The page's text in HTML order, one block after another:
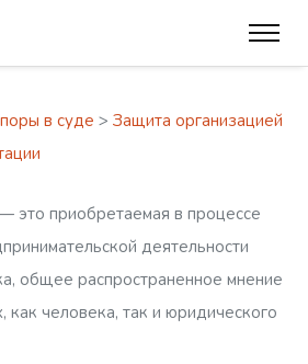
в суде > Защита организацией
это приобретаемая в процессе
деятельности
общее распространенное мнение
как человека, так и юридического